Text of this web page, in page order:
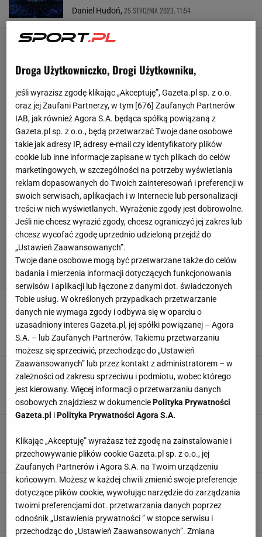
Daniel Hudoń, 25 STYCZNIA 2023, 11:54
Klimat przyprawiający o ciarki. Riot Games
zaprezentowało nową mapę swojej hitowej
produkcji
Daniel Hudoń,3 STYCZNIA 2023, 15:09
VALORANT w końcu trafi do Chin. Dwa lata po
premierze
Daniel Hudoń, 29 GRUDNIA 2022, 12:17
bonusów nie można przejść obojętnie
Daniel Hudoń,9 GRUDNIA 2022, 11:43
Marzenie każdego gracza na lotnisku. Świetny
pomysł
Daniel Hudoń, 7 GRUDNIA 2022, 12:43
Droga Użytkowniczko, Drogi Użytkowniku,
jeśli wyrazisz zgodę klikając „Akceptuję”, Gazeta.pl sp. z o.o.
oraz jej Zaufani Partnerzy, w tym [676] Zaufanych Partnerów
IAB, jak również Agora S.A. będąca spółką powiązaną z
Gazeta.pl sp. z o.o., będą przetwarzać Twoje dane osobowe
takie jak adresy IP, adresy e-mail czy identyfikatory plików
cookie lub inne informacje zapisane w tych plikach do celów
marketingowych, w szczególności na potrzeby wyświetlania
reklam dopasowanych do Twoich zainteresowań i preferencji w
swoich serwisach, aplikacjach i w Internecie lub personalizacji
treści w nich wyświetlanych. Wyrażenie zgody jest dobrowolne.
Jeśli nie chcesz wyrazić zgody, chcesz ograniczyć jej zakres lub
chcesz wycofać zgodę uprzednio udzieloną przejdź do
„Ustawień Zaawansowanych”.
Twoje dane osobowe mogą być przetwarzane także do celów
badania i mierzenia informacji dotyczących funkcjonowania
serwisów i aplikacji lub łączone z danymi dot. świadczonych
Tobie usług. W określonych przypadkach przetwarzanie
danych nie wymaga zgody i odbywa się w oparciu o
uzasadniony interes Gazeta.pl, jej spółki powiązanej – Agora
S.A. – lub Zaufanych Partnerów. Takiemu przetwarzaniu
możesz się sprzeciwić, przechodząc do „Ustawień
Zaawansowanych” lub przez kontakt z administratorem – w
zależności od zakresu sprzeciwu i podmiotu, wobec którego
jest kierowany. Więcej informacji o przetwarzaniu danych
osobowych znajdziesz w dokumenciePolityka Prywatności
Gazeta.pl iPolityka Prywatności Agora S.A.
Klikając „Akceptuję” wyrażasz też zgodę na zainstalowanie i
przechowywanie plików cookie Gazeta.pl sp. z o.o., jej
Zaufanych Partnerów i Agora S.A. na Twoim urządzeniu
końcowym. Możesz w każdej chwili zmienić swoje preferencje
dotyczące plików cookie, wywołując narzędzie do zarządzania
twoimi preferencjami dot. przetwarzania danych poprzez
odnośnik „Ustawienia prywatności ” w stopce serwisu i
przechodząc do „Ustawień Zaawansowanych”. Zmiana